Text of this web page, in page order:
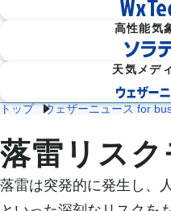
建
設
象
流
熱中症対
策
ラ雷雨対
策
企業向け専門気象情
高性能気
天気メデ
トップ ウェザーニュース for
落雷リス
落雷は突発的に発生し、